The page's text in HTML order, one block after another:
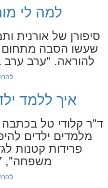
למה לי
סיפורן של אורנית
שעשו הסבה מתחום
להוראה. "ערב ערב
איך ללמד
ד"ר קלודי טל
מלמדים ילדים
פרידות קטנות
משפחה", 23.7.2017